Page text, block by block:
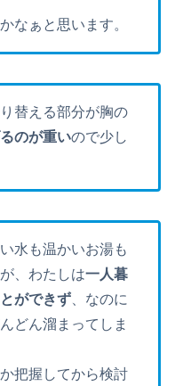
なぁと思います。
替える部分が胸の
のが重いので少し
水も温かいお湯も
、わたしは一人暮
ができず 、なのに
どん溜まってしま
把握してから検討